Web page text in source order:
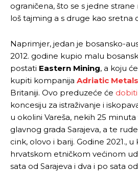
ograničena, što se s jedne
loš tajming a s druge kao sretna
Naprimjer, jedan je bosansko-
2012. godine kupio malu
postati Eastern Mining, a koju
kupiti kompanija Adriatic Metals
Britaniji. Ovo preduzeće će dobiti
koncesiju za istraživanje i
u okolini Vareša, nekih 25
glavnog grada Sarajeva, a te
cink, olovo i barij. Godine 2021.,
hrvatskom etničkom većinom
sata od Sarajeva i dva i po sata